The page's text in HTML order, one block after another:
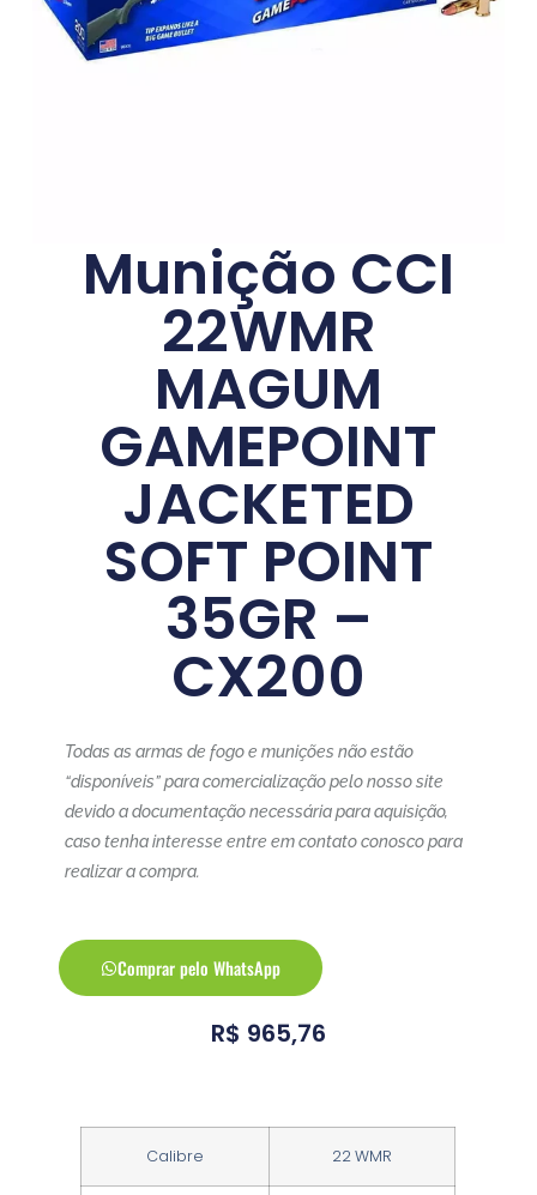
Munição CCI
22WMR
MAGUM
GAMEPOINT
JACKETED
SOFT POINT
35GR –
CX200
Todas as armas de fogo e munições não estão
“disponíveis” para comercialização pelo nosso site
devido a documentação necessária para aquisição,
caso tenha interesse entre em contato conosco para
realizar a compra.
Comprar pelo WhatsApp
R$ 965,76
Calibre 22 WMR